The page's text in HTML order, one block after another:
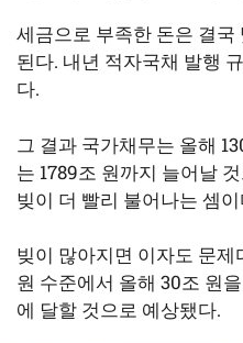
세금으로 부족한 돈은 결국
된다. 내년 적자국채 발행
다.
그 결과 국가채무는 올해
는 1789조 원까지 늘어날
빚이 더 빨리 불어나는 셈이
빚이 많아지면 이자도 문
원 수준에서 올해 30조 원
에 달할 것으로 예상됐다.